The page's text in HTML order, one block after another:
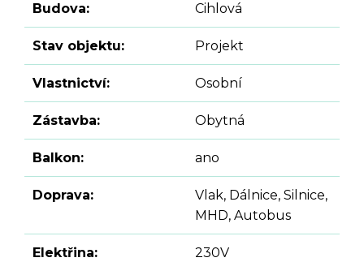
Budova: Cihlová
Stav objektu: Projekt
Vlastnictví: Osobní
Zástavba: Obytná
Balkon: ano
Doprava:
Vlak, Dálnice, Silnice,
MHD, Autobus
Elektřina: 230V